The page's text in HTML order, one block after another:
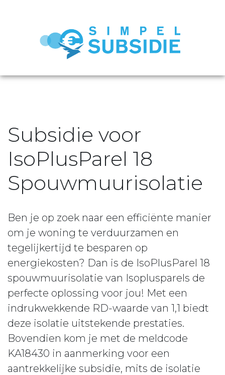
Subsidie voor
IsoPlusParel 18
Spouwmuurisolatie
Ben je op zoek naar een efficiënte manier
om je woning te verduurzamen en
tegelijkertijd te besparen op
energiekosten? Dan is de IsoPlusParel 18
spouwmuurisolatie van Isoplusparels de
perfecte oplossing voor jou! Met een
indrukwekkende RD-waarde van 1,1 biedt
deze isolatie uitstekende prestaties.
Bovendien kom je met de meldcode
KA18430 in aanmerking voor een
aantrekkelijke subsidie, mits de isolatie